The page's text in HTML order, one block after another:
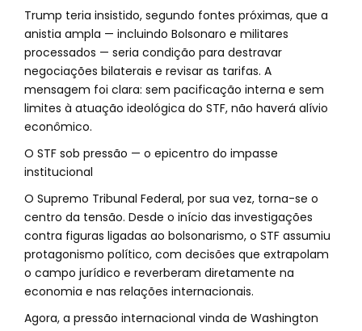
Trump teria insistido, segundo fontes próximas, que a
anistia ampla — incluindo Bolsonaro e militares
processados — seria condição para destravar
negociações bilaterais e revisar as tarifas. A
mensagem foi clara: sem pacificação interna e sem
limites à atuação ideológica do STF, não haverá alívio
econômico.
O STF sob pressão — o epicentro do impasse
institucional
O Supremo Tribunal Federal, por sua vez, torna-se o
centro da tensão. Desde o início das investigações
contra figuras ligadas ao bolsonarismo, o STF assumiu
protagonismo político, com decisões que extrapolam
o campo jurídico e reverberam diretamente na
economia e nas relações internacionais.
Agora, a pressão internacional vinda de Washington